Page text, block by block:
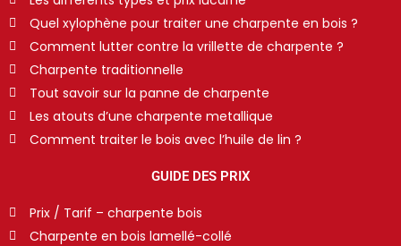
Quel xylophène pour traiter une charpente en bois ?
Comment lutter contre la vrillette de charpente ?
Charpente traditionnelle
Tout savoir sur la panne de charpente
Les atouts d’une charpente metallique
Comment traiter le bois avec l’huile de lin ?
GUIDE DES PRIX
Prix / Tarif – charpente bois
Charpente en bois lamellé-collé